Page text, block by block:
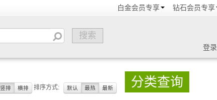
白金会员专享 钻石会员专享
登录
竖排 横排 排序方式: 默认 最热 最新 分类查询